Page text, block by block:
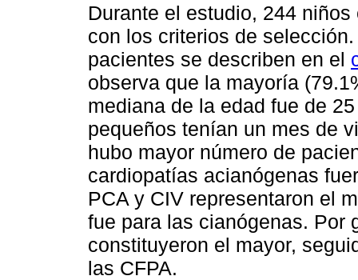
Durante el estudio, 244
con los criterios de
pacientes se describen en el
observa que la mayoría
mediana de la edad fue de
pequeños tenían un mes de
hubo mayor número de
cardiopatías acianógenas
PCA y CIV representaron el
fue para las cianógenas. Por
constituyeron el mayor,
las CFPA.